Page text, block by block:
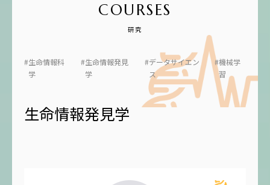
COURSES
生命情報科
学
生命情報発見
学
データサイエン
ス
機械学
習
生命情報発見学